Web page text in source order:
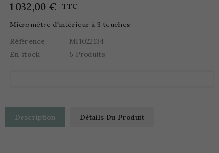
1 032,00 €
TTC
Micromètre d'intérieur à 3 touches
Référence
: MI1022134
En stock
: 5 Produits
Description Détails Du Produit